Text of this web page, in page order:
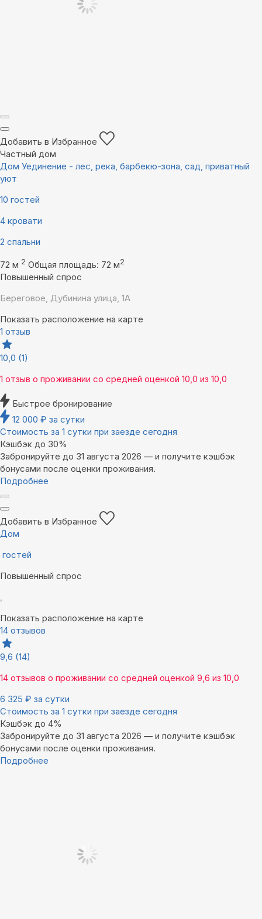
Добавить в Избранное
Частный дом
Дом Уединение - лес, река, барбекю-зона, сад, приватный
уют
10 гостей
4 кровати
2 спальни
72 м 2 Общая площадь: 72 м2
Повышенный спрос
Береговое, Дубинина улица, 1А
Показать расположение на карте
1 отзыв
10,0 (1)
1 отзыв о проживании со средней оценкой 10,0 из 10,0
Быстрое бронирование
12 000 ₽ за сутки
Стоимость за 1 сутки при заезде сегодня
Кэшбэк до 30%
Забронируйте до 31 августа 2026 — и получите кэшбэк
бонусами после оценки проживания.
Подробнее
Добавить в Избранное
Дом
гостей
Повышенный спрос
,
Показать расположение на карте
14 отзывов
9,6 (14)
14 отзывов о проживании со средней оценкой 9,6 из 10,0
6 325 ₽ за сутки
Стоимость за 1 сутки при заезде сегодня
Кэшбэк до 4%
Забронируйте до 31 августа 2026 — и получите кэшбэк
бонусами после оценки проживания.
Подробнее